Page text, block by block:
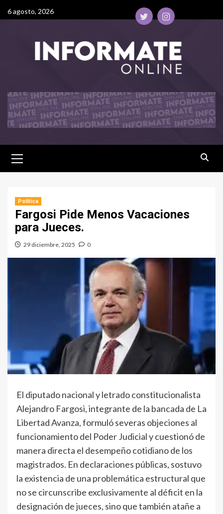
6 agosto, 2026
Política
Fargosi Pide Menos Vacaciones
para Jueces.
29 diciembre, 2025 0
El diputado nacional y letrado constitucionalista
Alejandro Fargosi, integrante de la bancada de La
Libertad Avanza, formuló severas objeciones al
funcionamiento del Poder Judicial y cuestionó de
manera directa el desempeño cotidiano de los
magistrados. En declaraciones públicas, sostuvo
la existencia de una problemática estructural que
no se circunscribe exclusivamente al déficit en la
designación de jueces, sino que también atañe a